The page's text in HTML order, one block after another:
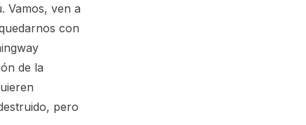
Vamos, ven a
con
de la
pero